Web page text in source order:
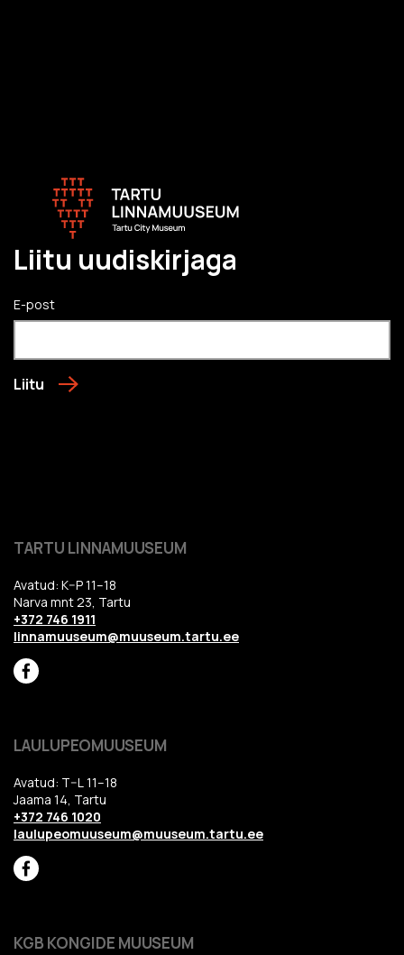
Liitu uudiskirjaga
E-post
Liitu
TARTU LINNAMUUSEUM
Avatud: K–P 11–18
Narva mnt 23, Tartu
+372 746 1911
linnamuuseum@muuseum.tartu.ee
LAULUPEOMUUSEUM
Avatud: T–L 11–18
Jaama 14, Tartu
+372 746 1020
laulupeomuuseum@muuseum.tartu.ee
KGB KONGIDE MUUSEUM